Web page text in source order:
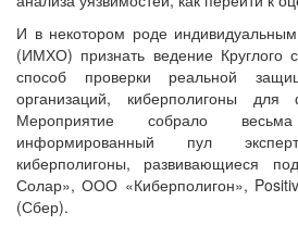
И в некотором роде
(ИМХО) признать ведение Круглого
способ проверки реальной
организаций, киберполигоны для
Мероприятие собрало
информированный пул
киберполигоны, развивающиеся
Солар», ООО «Киберполигон»,
(Сбер).